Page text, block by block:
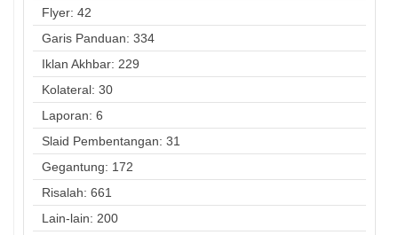
Flyer: 42
Garis Panduan: 334
Iklan Akhbar: 229
Kolateral: 30
Laporan: 6
Slaid Pembentangan: 31
Gegantung: 172
Risalah: 661
Lain-lain: 200